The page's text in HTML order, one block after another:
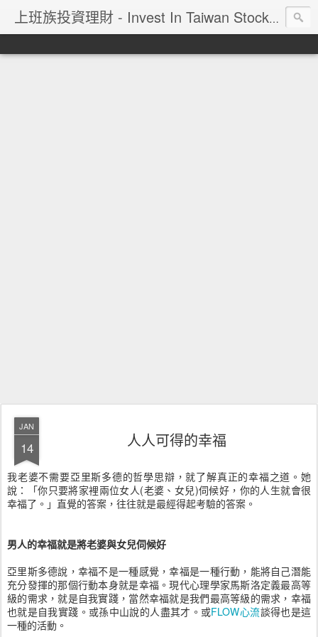
上班族投資理財 - Invest In Taiwan Stock Market
JAN
14 人人可得的幸福
我老婆不需要亞里斯多德的哲學思辯，就了解真正的幸福之道。她
說：「你只要將家裡兩位女人(老婆、女兒)伺候好，你的人生就會很
幸福了。」直覺的答案，往往就是最經得起考驗的答案。
男人的幸福就是將老婆與女兒伺候好
亞里斯多德說，幸福不是一種感覺，幸福是一種行動，能將自己潛能
充分發揮的那個行動本身就是幸福。現代心理學家馬斯洛定義最高等
級的需求，就是自我實踐，當然幸福就是我們最高等級的需求，幸福
也就是自我實踐。或孫中山說的人盡其才。或FLOW心流談得也是這
一種的活動。